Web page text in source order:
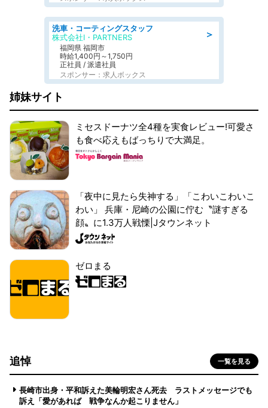
＞
洗車・コーティングスタッフ
株式会社I・PARTNERS
福岡県 福岡市
時給1,400円～1,750円
正社員 / 派遣社員
スポンサー：求人ボックス
姉妹サイト
ミセスドーナツ全4種を実食レビュー!可愛さ
も食べ応えもばっちりで大満足。
「夜中に見たら失神する」「こわいこわいこ
わい」 兵庫・尼崎の公園に佇む〝謎すぎる
顔〟に1.3万人戦慄|Jタウンネット
ゼロまる
追悼 一覧を見る
長崎市出身・平和訴えた美輪明宏さん死去 ラストメッセージでも
訴え「愛があれば 戦争なんか起こりません」